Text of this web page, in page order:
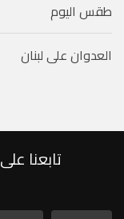
طقس اليوم
العدوان على لبنان
تابعنا